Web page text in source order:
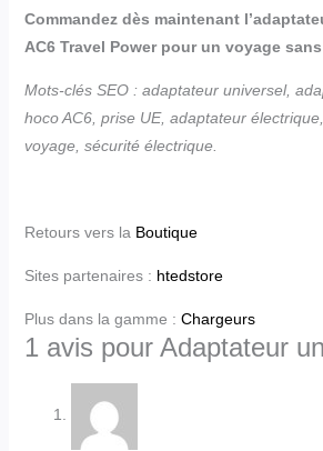
Commandez dès maintenant
AC6 Travel Power pour un voyage
Mots-clés SEO : adaptateur universel,
hoco AC6, prise UE, adaptateur
voyage, sécurité électrique.
Retours vers la Boutique
Sites partenaires : htedstore
Plus dans la gamme : Chargeurs
1 avis pour Adaptateur